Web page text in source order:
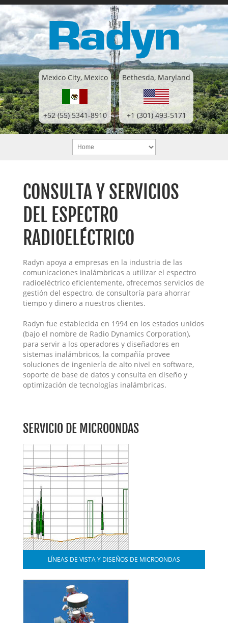
Bethesda, Maryland
+1 (301) 493-5171
Mexico City, Mexico
+52 (55) 5341-8910
CONSULTA Y SERVICIOS
DEL ESPECTRO
RADIOELÉCTRICO
Radyn apoya a empresas en la industria de las
comunicaciones inalámbricas a utilizar el espectro
radioeléctrico eficientemente, ofrecemos servicios de
gestión del espectro, de consultoría para ahorrar
tiempo y dinero a nuestros clientes.
Radyn fue establecida en 1994 en los estados unidos
(bajo el nombre de Radio Dynamics Corporation),
para servir a los operadores y diseñadores en
sistemas inalámbricos, la compañía provee
soluciones de ingeniería de alto nivel en software,
soporte de base de datos y consulta en diseño y
optimización de tecnologías inalámbricas.
SERVICIO DE MICROONDAS
LÍNEAS DE VISTA Y DISEÑOS DE MICROONDAS